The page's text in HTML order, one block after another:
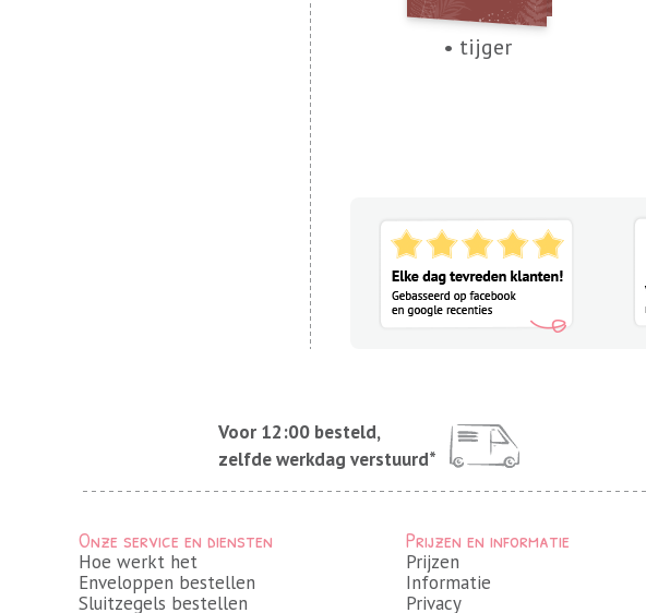
• tijger
Voor 12:00 besteld,
zelfde werkdag verstuurd*
Onze service en diensten
Hoe werkt het
Enveloppen bestellen
Sluitzegels bestellen
Prijzen en informatie
Prijzen
Informatie
Privacy